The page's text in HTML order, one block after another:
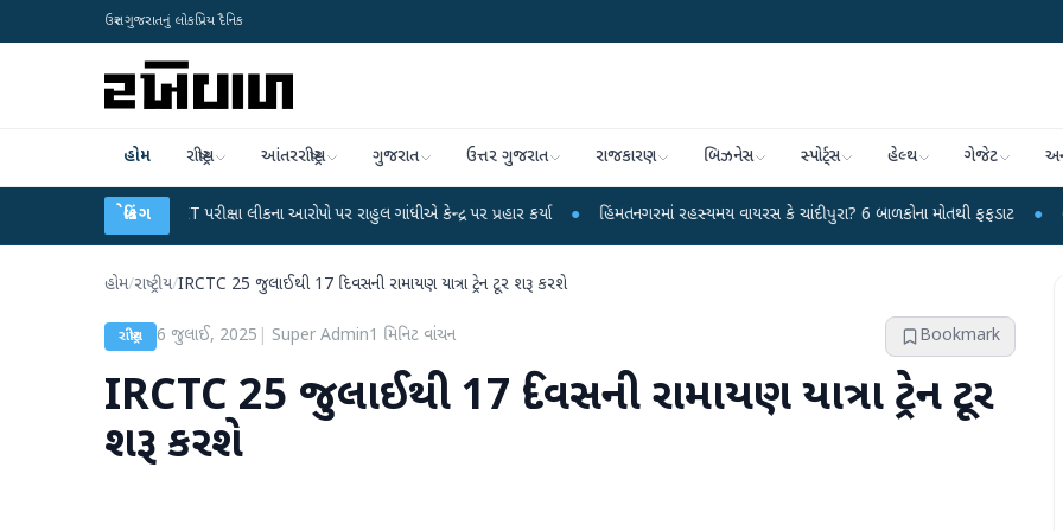
ઉત્તર ગુજરાતનું લોકપ્રિય દૈનિક
હોમ રાષ્ટ્રીય આંતરરાષ્ટ્રીય ગુજરાત ઉત્તર ગુજરાત રાજકારણ બિઝનેસ સ્પોર્ટ્સ હેલ્થ ગેજેટ
બ્રેકિંગ
પરીક્ષા લીકના આરોપો પર રાહુલ ગાંધીએ કેન્દ્ર પર પ્રહાર કર્યા ● હિંમતનગરમાં રહસ્યમય વાયરસ કે ચાંદીપુરા? 6 બાળકોના મોતથી ફફડાટ ● હવામાન વિભાગે 18 રાજ્યો
હોમ/રાષ્ટ્રીય/IRCTC 25 જુલાઈથી 17 દિવસની રામાયણ યાત્રા ટ્રેન ટૂર શરૂ કરશે
રાષ્ટ્રીય 6 જુલાઈ, 2025 Super Admin1 મિનિટ વાંચન Bookmark
IRCTC 25 જુલાઈથી 17 દિવસની રામાયણ યાત્રા ટ્રેન ટૂર
શરૂ કરશે